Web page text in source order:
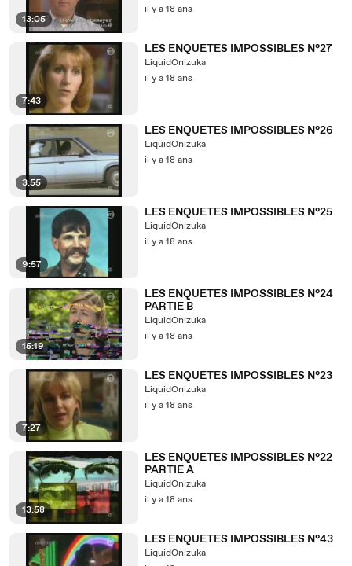
13:05
il y a 18 ans
7:43
LES ENQUETES IMPOSSIBLES N°27
LiquidOnizuka
il y a 18 ans
3:55
LES ENQUETES IMPOSSIBLES N°26
LiquidOnizuka
il y a 18 ans
9:57
LES ENQUETES IMPOSSIBLES N°25
LiquidOnizuka
il y a 18 ans
15:19
LES ENQUETES IMPOSSIBLES N°24
PARTIE B
LiquidOnizuka
il y a 18 ans
7:27
LES ENQUETES IMPOSSIBLES N°23
LiquidOnizuka
il y a 18 ans
13:58
LES ENQUETES IMPOSSIBLES N°22
PARTIE A
LiquidOnizuka
il y a 18 ans
LES ENQUETES IMPOSSIBLES N°43
LiquidOnizuka